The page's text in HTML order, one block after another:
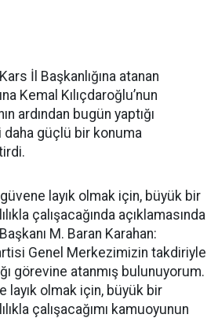
İl Başkanlığına atanan
Kemal Kılıçdaroğlu’nun
ardından bugün yaptığı
daha güçlü bir konuma
layık olmak için, büyük bir
çalışacağında açıklamasında
M. Baran Karahan:
Genel Merkezimizin takdiriyle
görevine atanmış bulunuyorum.
layık olmak için, büyük bir
çalışacağımı kamuoyunun